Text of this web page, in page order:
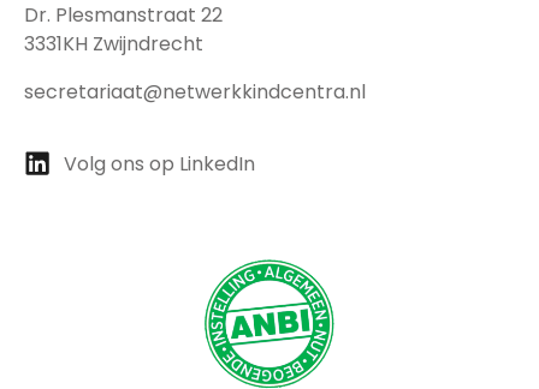
Dr. Plesmanstraat 22
3331KH Zwijndrecht
secretariaat@netwerkkindcentra.nl
Volg ons op LinkedIn